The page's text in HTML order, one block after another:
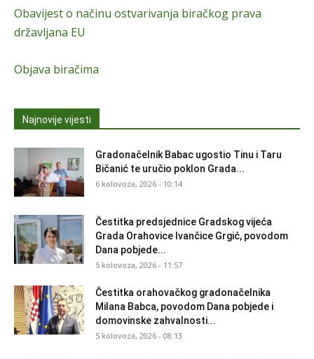
Obavijest o načinu ostvarivanja biračkog prava
državljana EU
Objava biračima
Najnovije vijesti
Gradonačelnik Babac ugostio Tinu i Taru
Bičanić te uručio poklon Grada...
6 kolovoza, 2026 - 10:14
Čestitka predsjednice Gradskog vijeća
Grada Orahovice Ivančice Grgić, povodom
Dana pobjede...
5 kolovoza, 2026 - 11:57
Čestitka orahovačkog gradonačelnika
Milana Babca, povodom Dana pobjede i
domovinske zahvalnosti...
5 kolovoza, 2026 - 08:13